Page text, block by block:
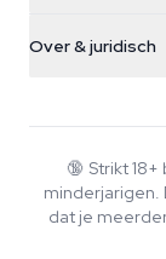
+31(0)204897914
Smokeshop
Retourbeleid
Veelgestelde
Privacybeleid
Over & juridisch
Wiki
Muziek
🔞 Strikt
minderjarigen.
dat je